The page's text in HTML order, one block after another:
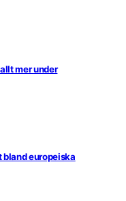
mer under
europeiska